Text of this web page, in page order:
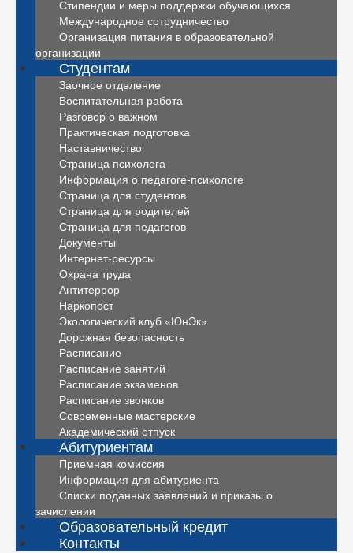
Стипендии и меры поддержки обучающихся
Международное сотрудничество
Организация питания в образовательной
организации
Студентам
Заочное отделение
Воспитательная работа
Разговор о важном
Практическая подготовка
Наставничество
Страница психолога
Информация о педагоге-психологе
Страница для студентов
Страница для родителей
Страница для педагогов
Документы
Интернет-ресурсы
Охрана труда
Антитеррор
Наркопост
Экологический клуб «ЮнЭк»
Дорожная безопасность
Расписание
Расписание занятий
Расписание экзаменов
Расписание звонков
Современные мастерские
Академический отпуск
Абитуриентам
Приемная комиссия
Информация для абитуриента
Списки поданных заявлений и приказы о
зачислении
Образовательный кредит
Контакты